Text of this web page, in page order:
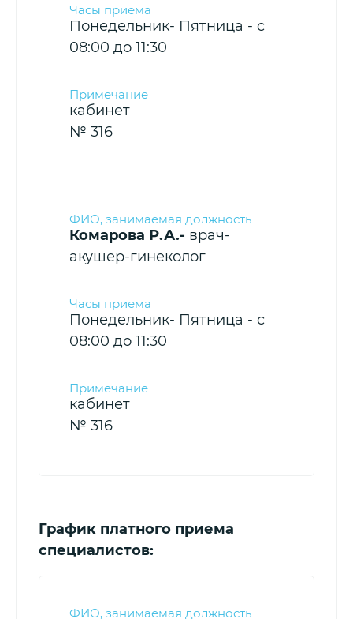
Понедельник- Пятница - c
08:00 до 11:30
кабинет
№ 316
Комарова Р.А.- врач-
акушер-гинеколог
Понедельник- Пятница - c
08:00 до 11:30
кабинет
№ 316
График платного приема
специалистов: